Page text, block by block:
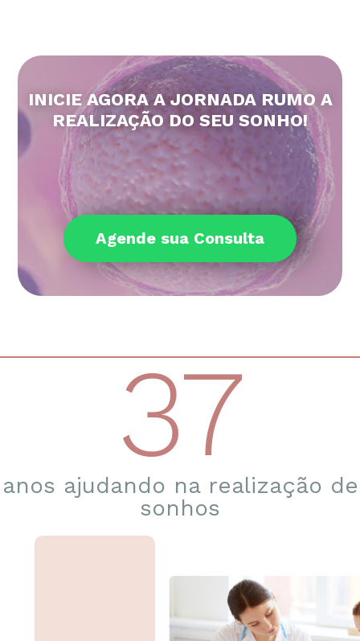
INICIE AGORA A JORNADA RUMO A
REALIZAÇÃO DO SEU SONHO!
Agende sua Consulta
37
anos ajudando na realização de
sonhos